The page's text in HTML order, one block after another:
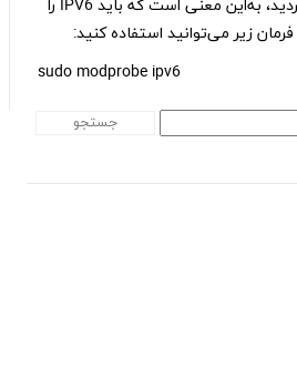
the system) را دریافت کردید، به‌این معنی است که باید IPV6 را
فرمان زیر می‌توانید استفاده کنید:
sudo modprobe ipv6